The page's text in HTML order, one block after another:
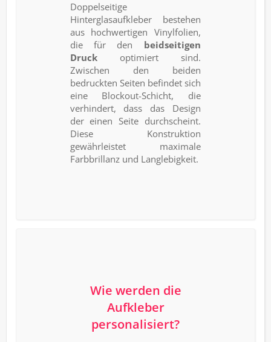
Doppelseitige
Hinterglasaufkleber bestehen
aus hochwertigen Vinylfolien,
die für den beidseitigen
Druckoptimiert sind.
Zwischen den beiden
bedruckten Seiten befindet sich
eine Blockout-Schicht, die
verhindert, dass das Design
der einen Seite durchscheint.
Diese Konstruktion
gewährleistet maximale
Farbbrillanz und Langlebigkeit.
Wie werden die
Aufkleber
personalisiert?